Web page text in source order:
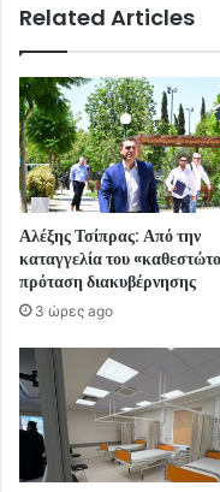
Related Articles
Αλέξης Τσίπρας: Από την
καταγγελία του
πρόταση διακυβέρνησης
3 ώρες ago